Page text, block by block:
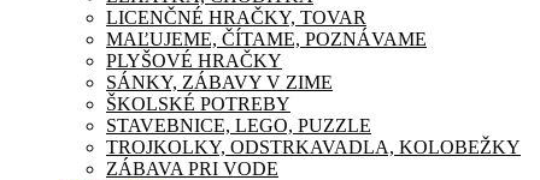
LICENČNÉ HRAČKY, TOVAR
MAĽUJEME, ČÍTAME, POZNÁVAME
PLYŠOVÉ HRAČKY
SÁNKY, ZÁBAVY V ZIME
ŠKOLSKÉ POTREBY
STAVEBNICE, LEGO, PUZZLE
TROJKOLKY, ODSTRKAVADLA, KOLOBEŽKY
ZÁBAVA PRI VODE